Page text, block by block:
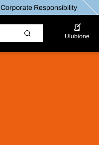
Corporate Responsibility
Ulubione